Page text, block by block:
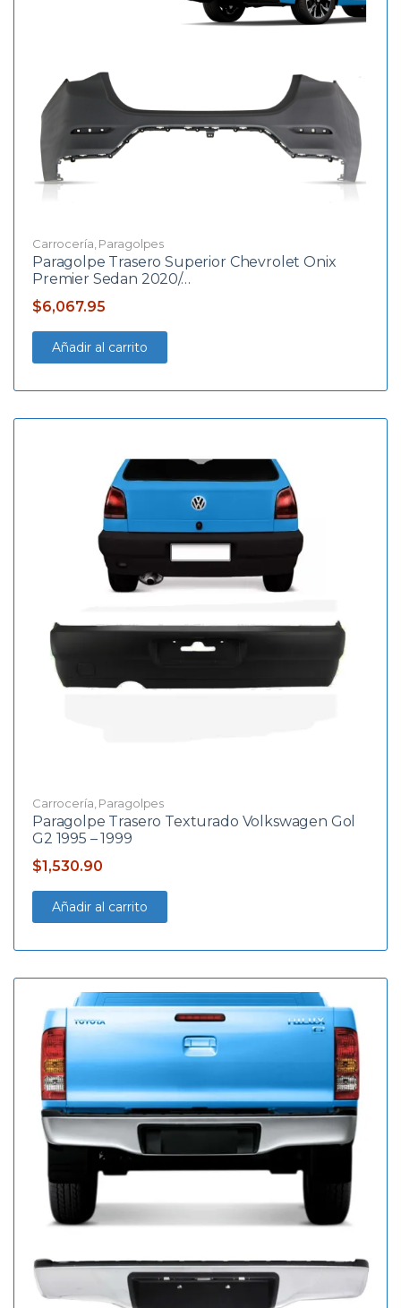
Carrocería Paragolpes
Paragolpe Trasero Superior Chevrolet Onix
Premier Sedan 2020/…
$6,067.95
Añadir al carrito
Carrocería Paragolpes
Paragolpe Trasero Texturado Volkswagen Gol
G2 1995 – 1999
$1,530.90
Añadir al carrito